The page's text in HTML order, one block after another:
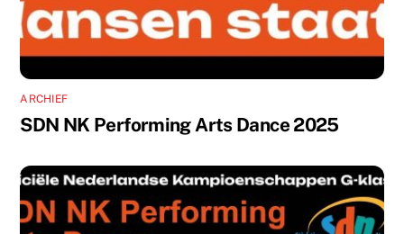
ARCHIEF
SDN NK Performing Arts Dance 2025